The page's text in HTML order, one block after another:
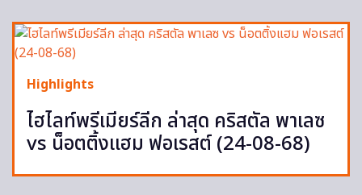
Highlights
ไฮไลท์พรีเมียร์ลีก ล่าสุด คริสตัล พาเลซ
vs น็อตติ้งแฮม ฟอเรสต์ (24-08-68)